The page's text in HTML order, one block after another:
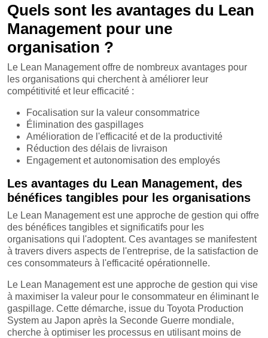
Quels sont les avantages du Lean
Management pour une
organisation ?
Le Lean Management offre de nombreux avantages pour
les organisations qui cherchent à améliorer leur
compétitivité et leur efficacité :
Focalisation sur la valeur consommatrice
Élimination des gaspillages
Amélioration de l'efficacité et de la productivité
Réduction des délais de livraison
Engagement et autonomisation des employés
Les avantages du Lean Management, des
bénéfices tangibles pour les organisations
Le Lean Management est une approche de gestion qui offre
des bénéfices tangibles et significatifs pour les
organisations qui l'adoptent. Ces avantages se manifestent
à travers divers aspects de l'entreprise, de la satisfaction de
ces consommateurs à l'efficacité opérationnelle.
Le Lean Management est une approche de gestion qui vise
à maximiser la valeur pour le consommateur en éliminant le
gaspillage. Cette démarche, issue du Toyota Production
System au Japon après la Seconde Guerre mondiale,
cherche à optimiser les processus en utilisant moins de